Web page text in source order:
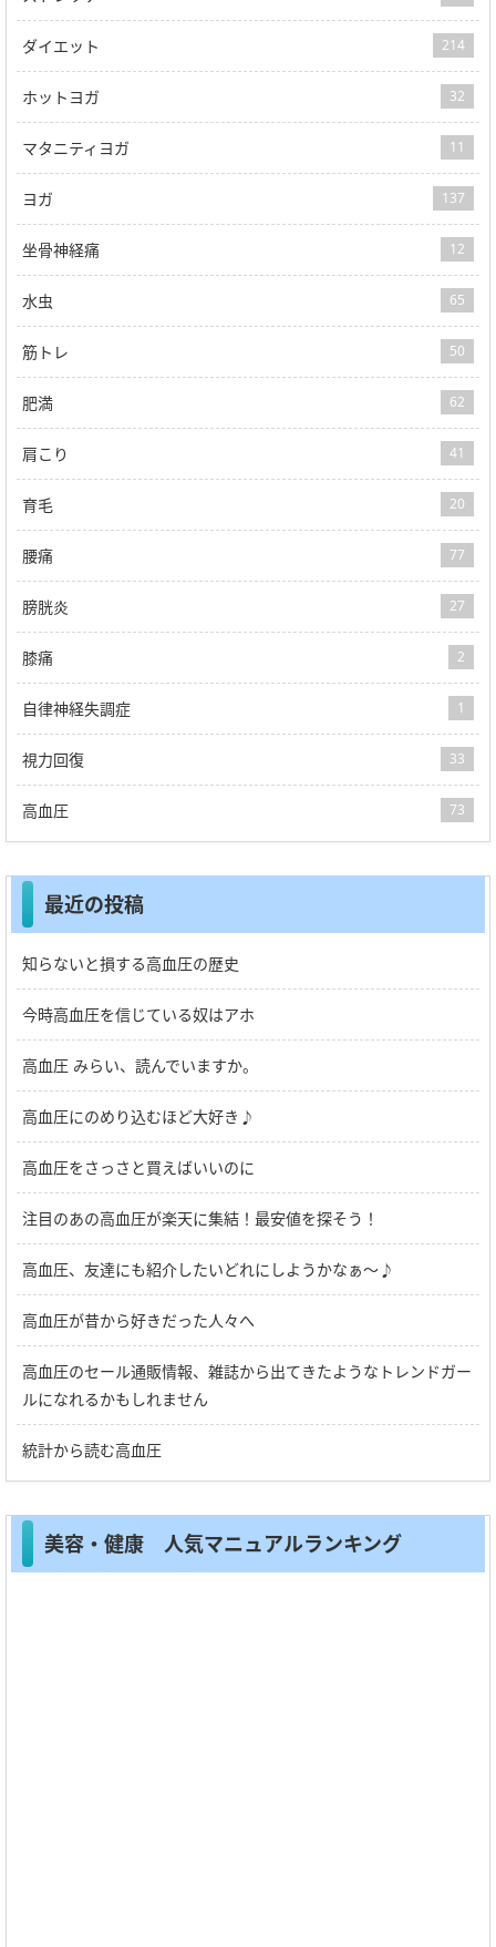
ダイエット 214
ホットヨガ 32
マタニティヨガ 11
ヨガ 137
坐骨神経痛 12
水虫 65
筋トレ 50
肥満 62
肩こり 41
育毛 20
腰痛 77
膀胱炎 27
膝痛 2
自律神経失調症 1
視力回復 33
高血圧 73
最近の投稿
知らないと損する高血圧の歴史
今時高血圧を信じている奴はアホ
高血圧 みらい、読んでいますか。
高血圧にのめり込むほど大好き♪
高血圧をさっさと買えばいいのに
注目のあの高血圧が楽天に集結！最安値を探そう！
高血圧、友達にも紹介したいどれにしようかなぁ～♪
高血圧が昔から好きだった人々へ
高血圧のセール通販情報、雑誌から出てきたようなトレンドガー
ルになれるかもしれません
統計から読む高血圧
美容・健康 人気マニュアルランキング